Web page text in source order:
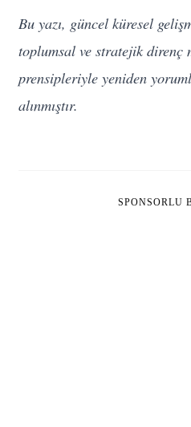
Bu yazı, güncel küresel
toplumsal ve stratejik direnç
prensipleriyle yeniden
alınmıştır.
SPONSORLU